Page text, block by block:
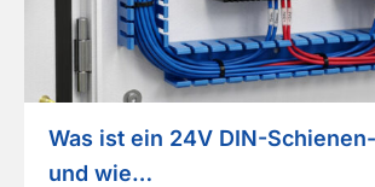
Was ist ein 24V DIN-
und wie…